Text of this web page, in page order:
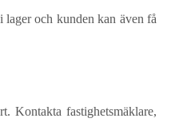
lager och kunden kan även få
Kontakta fastighetsmäklare,